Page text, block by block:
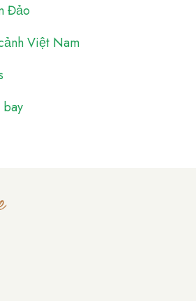
Đảo
Việt Nam
bay